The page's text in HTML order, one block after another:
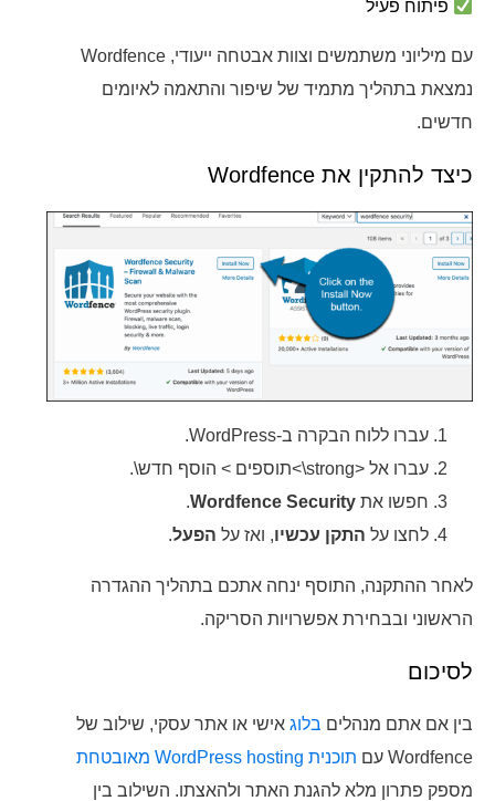
פיתוח פעיל
עם מיליוני משתמשים וצוות אבטחה ייעודי, Wordfence
נמצאת בתהליך מתמיד של שיפור והתאמה לאיומים
חדשים.
כיצד להתקין את Wordfence
עברו ללוח הבקרה ב-WordPress.
עברו אל <strong\>תוספים > הוסף חדש\.
חפשו את Wordfence Security
.
לחצו על התקן עכשיו, ואז על הפעל.
לאחר ההתקנה, התוסף ינחה אתכם בתהליך ההגדרה
הראשוני ובבחירת אפשרויות הסריקה.
לסיכום
בין אם אתם מנהלים בלוג אישי או אתר עסקי, שילוב של
Wordfence עם
תוכנית WordPress hosting מאובטחת
מספק פתרון מלא להגנת האתר ולהאצתו. השילוב בין